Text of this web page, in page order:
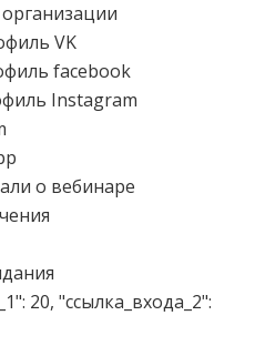
VK
facebook
Instagram
о вебинаре
20, "ссылка_входа_2":